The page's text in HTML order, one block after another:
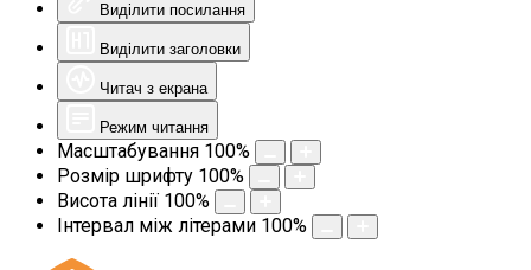
Виділити посилання
Виділити заголовки
Читач з екрана
Режим читання
Масштабування 100%
Розмір шрифту 100%
Висота лінії 100%
Інтервал між літерами 100%